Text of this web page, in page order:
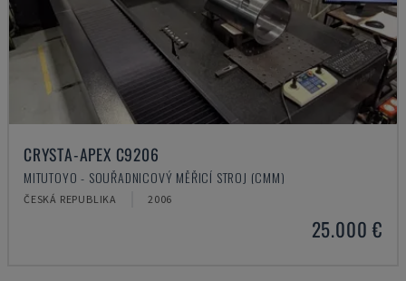
CRYSTA-APEX C9206
MITUTOYO - SOUŘADNICOVÝ MĚŘICÍ STROJ (CMM)
ČESKÁ REPUBLIKA 2006
25.000 €